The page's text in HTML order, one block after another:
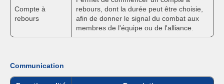
Compte à
rebours
rebours, dont la durée peut être choisie,
afin de donner le signal du combat aux
membres de l'équipe ou de l'alliance.
Communication